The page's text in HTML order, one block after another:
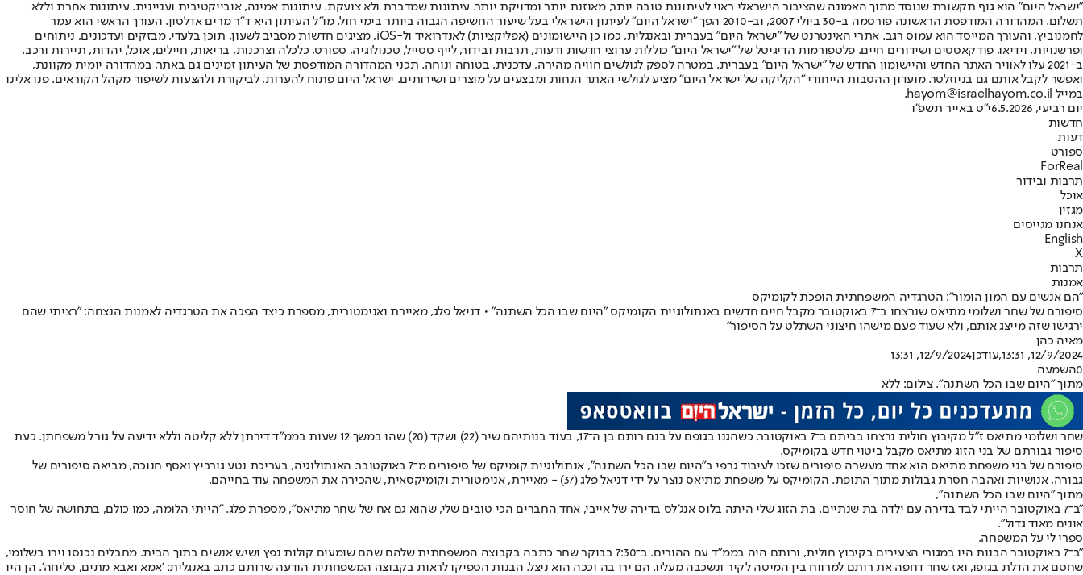
"ישראל היום" הוא גוף תקשורת שנוסד מתוך האמונה שהציבור הישראלי ראוי לעיתונות טובה יותר, מאוזנת יותר ומדויקת יותר. עיתונות שמדברת ולא צועקת. עיתונות אמינה, אובייקטיבית ועניינית. עיתונות אחרת וללא
תשלום. המהדורה המודפסת הראשונה פורסמה ב-30 ביולי 2007, וב-2010 הפך "ישראל היום" לעיתון הישראלי בעל שיעור החשיפה הגבוה ביותר בימי חול. מו"ל העיתון היא ד"ר מרים אדלסון. העורך הראשי הוא עמר
לחמנוביץ, והעורך המייסד הוא עמוס רגב. אתרי האינטרנט של "ישראל היום" בעברית ובאנגלית, כמו כן היישומונים (אפליקציות) לאנדרואיד ול-iOS, מציגים חדשות מסביב לשעון, תוכן בלעדי, מבזקים ועדכונים, ניתוחים
ופרשנויות, וידיאו, פודקאסטים ושידורים חיים. פלטפורמות הדיגיטל של "ישראל היום" כוללות ערוצי חדשות ודעות, תרבות ובידור, לייף סטייל, טכנולוגיה, ספורט, כלכלה וצרכנות, בריאות, חיילים, אוכל, יהדות, תיירות ורכב.
ב-2021 עלו לאוויר האתר החדש והיישומון החדש של "ישראל היום" בעברית, במטרה לספק לגולשים חוויה מהירה, עדכנית, בטוחה ונוחה. תכני המהדורה המודפסת של העיתון זמינים גם באתר, במהדורה יומית מקוונת,
ואפשר לקבל אותם גם בניוזלטר. מועדון ההטבות הייחודי "הקליקה של ישראל היום" מציע לגולשי האתר הנחות ומבצעים על מוצרים ושירותים. ישראל היום פתוח להערות, לביקורת ולהצעות לשיפור מקהל הקוראים. פנו אלינו
במייל hayom@israelhayom.co.il.
יום רביעי, 6.5.2026
י"ט באייר תשפ"ו
חדשות
דעות
ספורט
ForReal
תרבות ובידור
אוכל
מגזין
אנחנו מגייסים
English
X
תרבות
אמנות
"הם אנשים עם המון הומור": הטרגדיה המשפחתית הופכת לקומיקס
סיפורם של שחר ושלומי מתיאס שנרצחו ב־7 באוקטובר מקבל חיים חדשים באנתולוגיית הקומיקס "היום שבו הכל השתנה" • דניאל פלג, מאיירת ואנימטורית, מספרת כיצד הפכה את הטרגדיה לאמנות הנצחה: "רציתי שהם
ירגישו שזה מייצג אותם, ולא שעוד פעם מישהו חיצוני השתלט על הסיפור"
מאיה כהן
12/9/2024, 13:31
,עודכן12/9/2024, 13:31
0השמעה
מתוך "היום שבו הכל השתנה". צילום: ללא
שחר ושלומי מתיאס ז"ל מקיבוץ חולית נרצחו בביתם ב־7 באוקטובר, כשהגנו בגופם על בנם רותם בן ה־17, בעוד בנותיהם שיר (22) ושקד (20) שהו במשך 12 שעות בממ"ד דירתן ללא קליטה וללא ידיעה על גורל משפחתן. כעת
סיפור גבורתם של בני הזוג מתיאס מקבל ביטוי חדש בקומיקס.
סיפורם של בני משפחת מתיאס הוא אחד מעשרה סיפורים שזכו לעיבוד גרפי ב"היום שבו הכל השתנה", אנתולוגיית קומיקס של סיפורים מ־7 באוקטובר. האנתולוגיה, בעריכת נטע גורביץ ואסף חנוכה, מביאה סיפורים של
גבורה, אנושיות ואהבה חסרת גבולות מתוך התופת. הקומיקס על משפחת מתיאס נוצר על ידי דניאל פלג (37) - מאיירת, אנימטורית וקומיקסאית, שהכירה את המשפחה עוד בחייהם.
מתוך "היום שבו הכל השתנה",
"ב־7 באוקטובר הייתי לבד בדירה עם ילדה בת שנתיים. בת הזוג שלי היתה בלוס אנג'לס בדירה של אייבי, אחד החברים הכי טובים שלי, שהוא גם אח של שחר מתיאס", מספרת פלג. "הייתי הלומה, כמו כולם, בתחושה של חוסר
אונים מאוד גדול".
ספרי לי על המשפחה.
"ב־7 באוקטובר הבנות היו במגורי הצעירים בקיבוץ חולית, ורותם היה בממ"ד עם ההורים. ב־7:30 בבוקר שחר כתבה בקבוצה המשפחתית שלהם שהם שומעים קולות נפץ ושיש אנשים בתוך הבית. מחבלים נכנסו וירו בשלומי,
שחסם את הדלת בגופו, ואז שחר דחפה את רותם למרווח בין המיטה לקיר ונשכבה מעליו. הם ירו בה וככה הוא ניצל. הבנות הספיקו לראות בקבוצה המשפחתית הודעה שרותם כתב באנגלית: 'אמא ואבא מתים, סליחה'. הן היו